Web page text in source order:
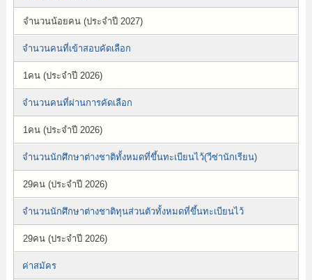
จำนวนน้อยคน (ประจำปี 2027)
จำนวนคนที่เข้าสอบคัดเลือก
1คน (ประจำปี 2026)
จำนวนคนที่ผ่านการคัดเลือก
1คน (ประจำปี 2026)
จำนวนนักศึกษาต่างชาติทั้งหมดที่ขึ้นทะเบียนไว้(วีซ่านักเรียน)
29คน (ประจำปี 2026)
จำนวนนักศึกษาต่างชาติทุนส่วนตัวทั้งหมดที่ขึ้นทะเบียนไว้
29คน (ประจำปี 2026)
ค่าสมัคร